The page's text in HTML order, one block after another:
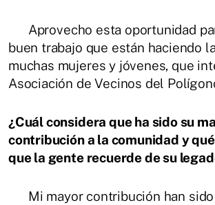
Aprovecho esta oportunidad
buen trabajo que están haciendo
muchas mujeres y jóvenes, que
Asociación de Vecinos del
¿Cuál considera que ha sido su
contribución a la comunidad y
que la gente recuerde de su
Mi mayor contribución han sido